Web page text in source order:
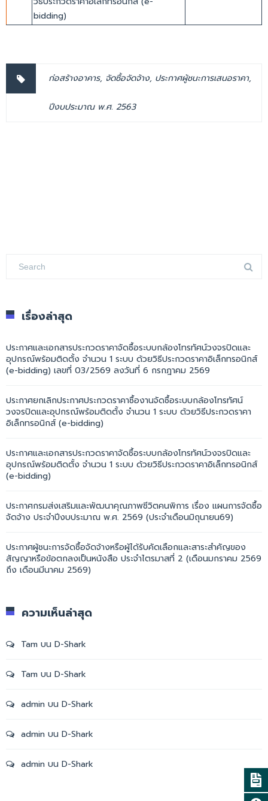
bidding)
ก่อสร้างอาคาร, จัดซื้อจัดจ้าง, ประกาศผู้ชนะการเสนอราคา,
ปีงบประมาณ พ.ศ. 2563
เรื่องล่าสุด
ประกาศและเอกสารประกวดราคาจัดซื้อระบบกล้องโทรทัศน์วงจรปิดและ
อุปกรณ์พร้อมติดตั้ง จำนวน 1 ระบบ ด้วยวิธีประกวดราคาอิเล็กทรอนิกส์
(e-bidding) เลขที่ 03/2569 ลงวันที่ 6 กรกฎาคม 2569
ประกาศยกเลิกประกาศประกวดราคาซื้องานจัดซื้อระบบกล้องโทรทัศน์
วงจรปิดและอุปกรณ์พร้อมติดตั้ง จำนวน 1 ระบบ ด้วยวิธีประกวดราคา
อิเล็กทรอนิกส์ (e-bidding)
ประกาศและเอกสารประกวดราคาจัดซื้อระบบกล้องโทรทัศน์วงจรปิดและ
อุปกรณ์พร้อมติดตั้ง จำนวน 1 ระบบ ด้วยวิธีประกวดราคาอิเล็กทรอนิกส์
(e-bidding)
ประกาศกรมส่งเสริมและพัฒนาคุณภาพชีวิตคนพิการ เรื่อง แผนการจัดซื้อ
จัดจ้าง ประจำปีงบประมาณ พ.ศ. 2569 (ประจำเดือนมิถุนายน69)
ประกาศผู้ชนะการจัดซื้อจัดจ้างหรือผู้ได้รับคัดเลือกและสาระสำคัญของ
สัญญาหรือข้อตกลงเป็นหนังสือ ประจำไตรมาสที่ 2 (เดือนมกราคม 2569
ถึง เดือนมีนาคม 2569)
ความเห็นล่าสุด
Tam บน D-Shark
Tam บน D-Shark
admin บน D-Shark
admin บน D-Shark
admin บน D-Shark